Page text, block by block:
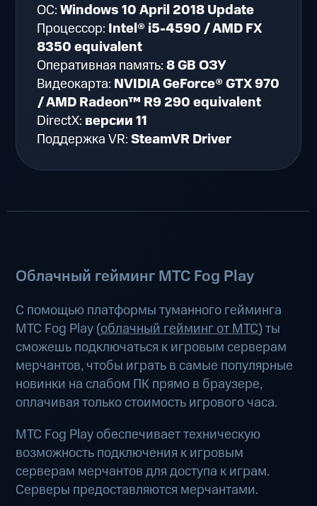
ОС:Windows 10 April 2018 Update
Процессор: Intel® i5-4590 / AMD FX
8350 equivalent
Оперативная память:8 GB ОЗУ
Видеокарта: NVIDIA GeForce® GTX 970
/ AMD Radeon™ R9 290 equivalent
DirectX: версии 11
Поддержка VR:SteamVR Driver
Облачный гейминг МТС Fog Play
С помощью платформы туманного гейминга
МТС Fog Play (облачный гейминг от МТС) ты
сможешь подключаться к игровым серверам
мерчантов, чтобы играть в самые популярные
новинки на слабом ПК прямо в браузере,
оплачивая только стоимость игрового часа.
МТС Fog Play обеспечивает техническую
возможность подключения к игровым
серверам мерчантов для доступа к играм.
Серверы предоставляются мерчантами.